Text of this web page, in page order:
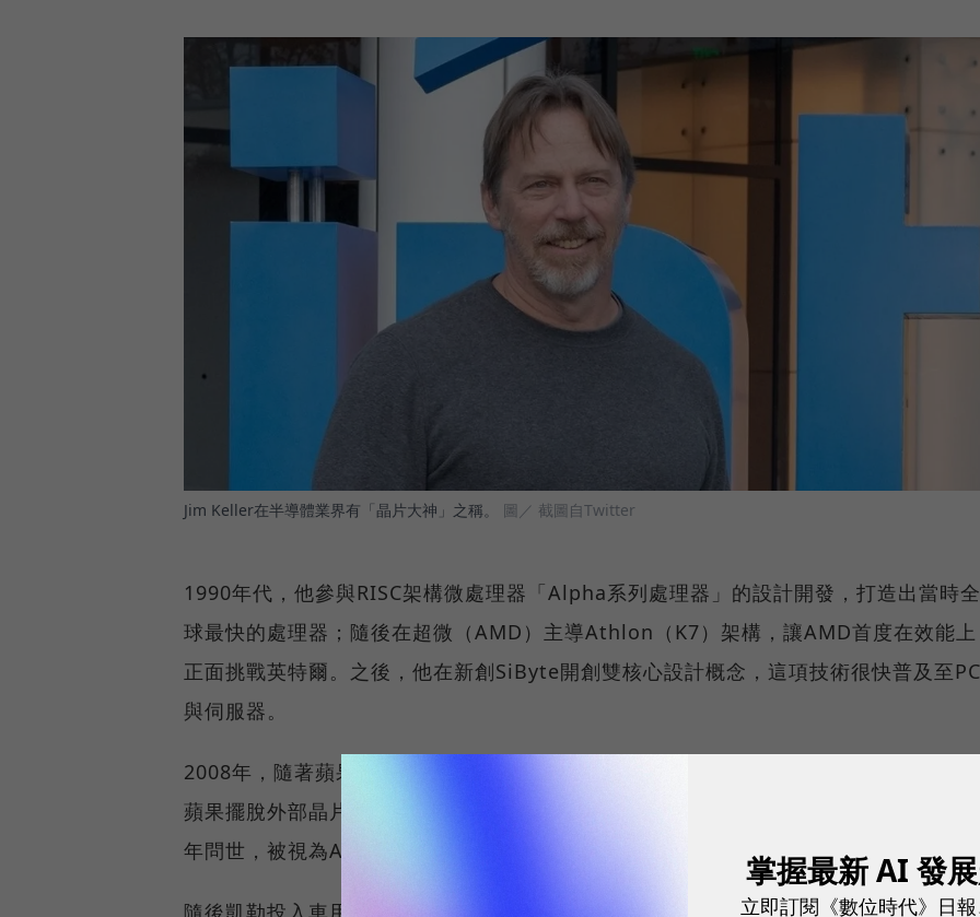
Jim Keller在半導體業界有「晶片大神」之稱。 圖／ 截圖自Twitter
1990年代，他參與RISC架構微處理器「Alpha系列處理器」的設計開發，打造出當時全
球最快的處理器；隨後在超微（AMD）主導Athlon（K7）架構，讓AMD首度在效能上
正面挑戰英特爾。之後，他在新創SiByte開創雙核心設計概念，這項技術很快普及至PC
與伺服器。
2008年，隨著蘋果收購P.A. Semi，Keller加入蘋果並帶隊設計A4、A5處理器，成功讓
蘋果擺脫外部晶片依賴。2012年，凱勒回鍋AMD，主導Zen架構設計，這一成果在
年問世，被視為AMD東山再起的轉折點。
隨後凱勒投入車用AI，加入特斯拉擔任自動駕駛副總裁，兩年內完成自研晶片。2018
掌握最新 AI 發
立即訂閱《數位時代》日